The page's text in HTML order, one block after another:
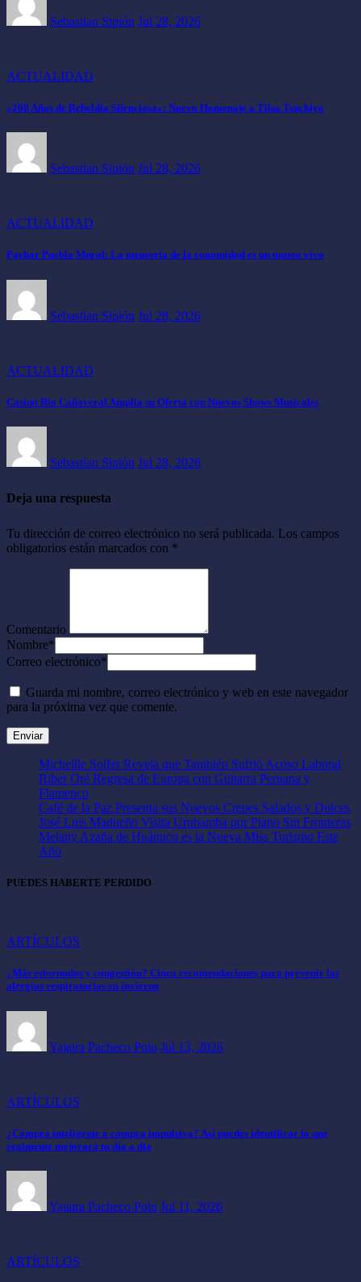
Sebastian Sipión Jul 28, 2026
ACTUALIDAD
«200 Años de Rebeldía Silenciosa»: Nuevo Homenaje a Tilsa Tsuchiya
Sebastian Sipión Jul 28, 2026
ACTUALIDAD
Pachar Pueblo Mural: La memoria de la comunidad es un museo vivo
Sebastian Sipión Jul 28, 2026
ACTUALIDAD
Casino Río Cañaveral Amplía su Oferta con Nuevos Shows Musicales
Sebastian Sipión Jul 28, 2026
Deja una respuesta
Tu dirección de correo electrónico no será publicada. Los campos
obligatorios están marcados con *
Comentario
Nombre*
Correo electrónico*
Guarda mi nombre, correo electrónico y web en este navegador
para la próxima vez que comente.
Micheille Soifer Revela que También Sufrió Acoso Laboral
Riber Oré Regresa de Europa con Guitarra Peruana y
Flamenco
Café de la Paz Presenta sus Nuevos Crepes Salados y Dulces
José Luis Madueño Visita Urubamba por Piano Sin Fronteras
Melany Azaña de Huánuco es la Nueva Miss Turismo Este
Año
PUEDES HABERTE PERDIDO
ARTÍCULOS
¿Más estornudos y congestión? Cinco recomendaciones para prevenir las
alergias respiratorias en invierno
Yajaira Pacheco Polo Jul 13, 2026
ARTÍCULOS
¿Compra inteligente o compra impulsiva? Así puedes identificar lo que
realmente mejorará tu día a día
Yajaira Pacheco Polo Jul 11, 2026
ARTÍCULOS